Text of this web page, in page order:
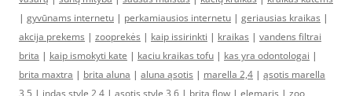
| gyvūnams internetu | perkamiausios internetu | geriausias kraikas |
akcija prekems | zooprekės | kaip issirinkti | kraikas | vandens filtrai
brita | kaip ismokyti kate | kaciu kraikas tofu | kas yra odontologai |
brita maxtra | brita aluna | aluna ąsotis | marella 2,4 | ąsotis marella